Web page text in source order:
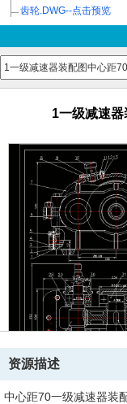
齿轮.DWG--点击预览
1一级减速
资源描述
中心距70一级减速器装